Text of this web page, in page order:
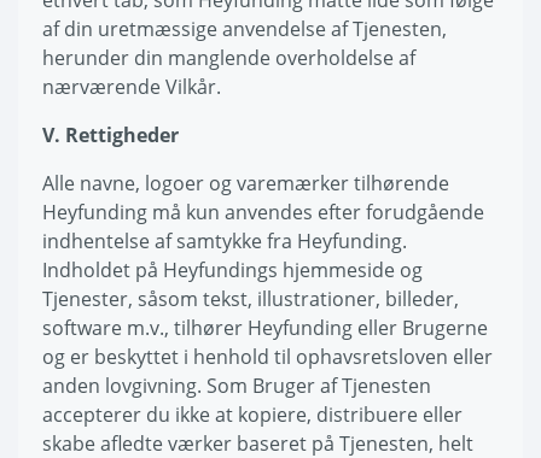
af din uretmæssige anvendelse af Tjenesten,
herunder din manglende overholdelse af
nærværende Vilkår.
V. Rettigheder
Alle navne, logoer og varemærker tilhørende
Heyfunding må kun anvendes efter forudgående
indhentelse af samtykke fra Heyfunding.
Indholdet på Heyfundings hjemmeside og
Tjenester, såsom tekst, illustrationer, billeder,
software m.v., tilhører Heyfunding eller Brugerne
og er beskyttet i henhold til ophavsretsloven eller
anden lovgivning. Som Bruger af Tjenesten
accepterer du ikke at kopiere, distribuere eller
skabe afledte værker baseret på Tjenesten, helt